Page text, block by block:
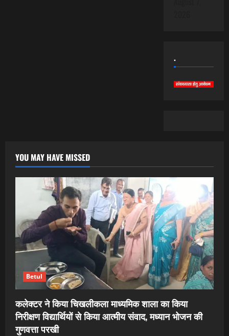
.
YOU MAY HAVE MISSED
Betul
कलेक्टर ने किया चिखलीकला माध्यमिक शाला का किया
निरीक्षण विद्यार्थियों से किया आत्मीय संवाद, मध्यान भोजन की
गुणवत्ता परखी